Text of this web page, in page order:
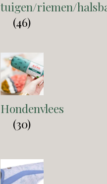
tuigen/riemen/
(46)
Hondenvlees
(30)